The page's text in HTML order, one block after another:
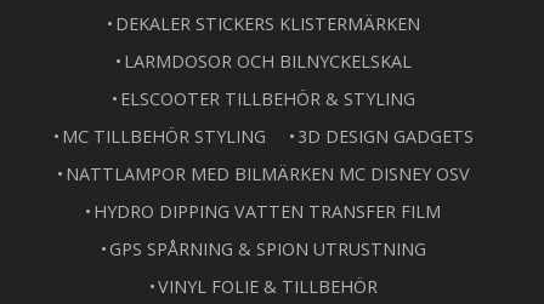
DEKALER STICKERS KLISTERMÄRKEN
LARMDOSOR OCH BILNYCKELSKAL
ELSCOOTER TILLBEHÖR & STYLING
MC TILLBEHÖR STYLING
3D DESIGN GADGETS
NATTLAMPOR MED BILMÄRKEN MC DISNEY OSV
HYDRO DIPPING VATTEN TRANSFER FILM
GPS SPÅRNING & SPION UTRUSTNING
VINYL FOLIE & TILLBEHÖR